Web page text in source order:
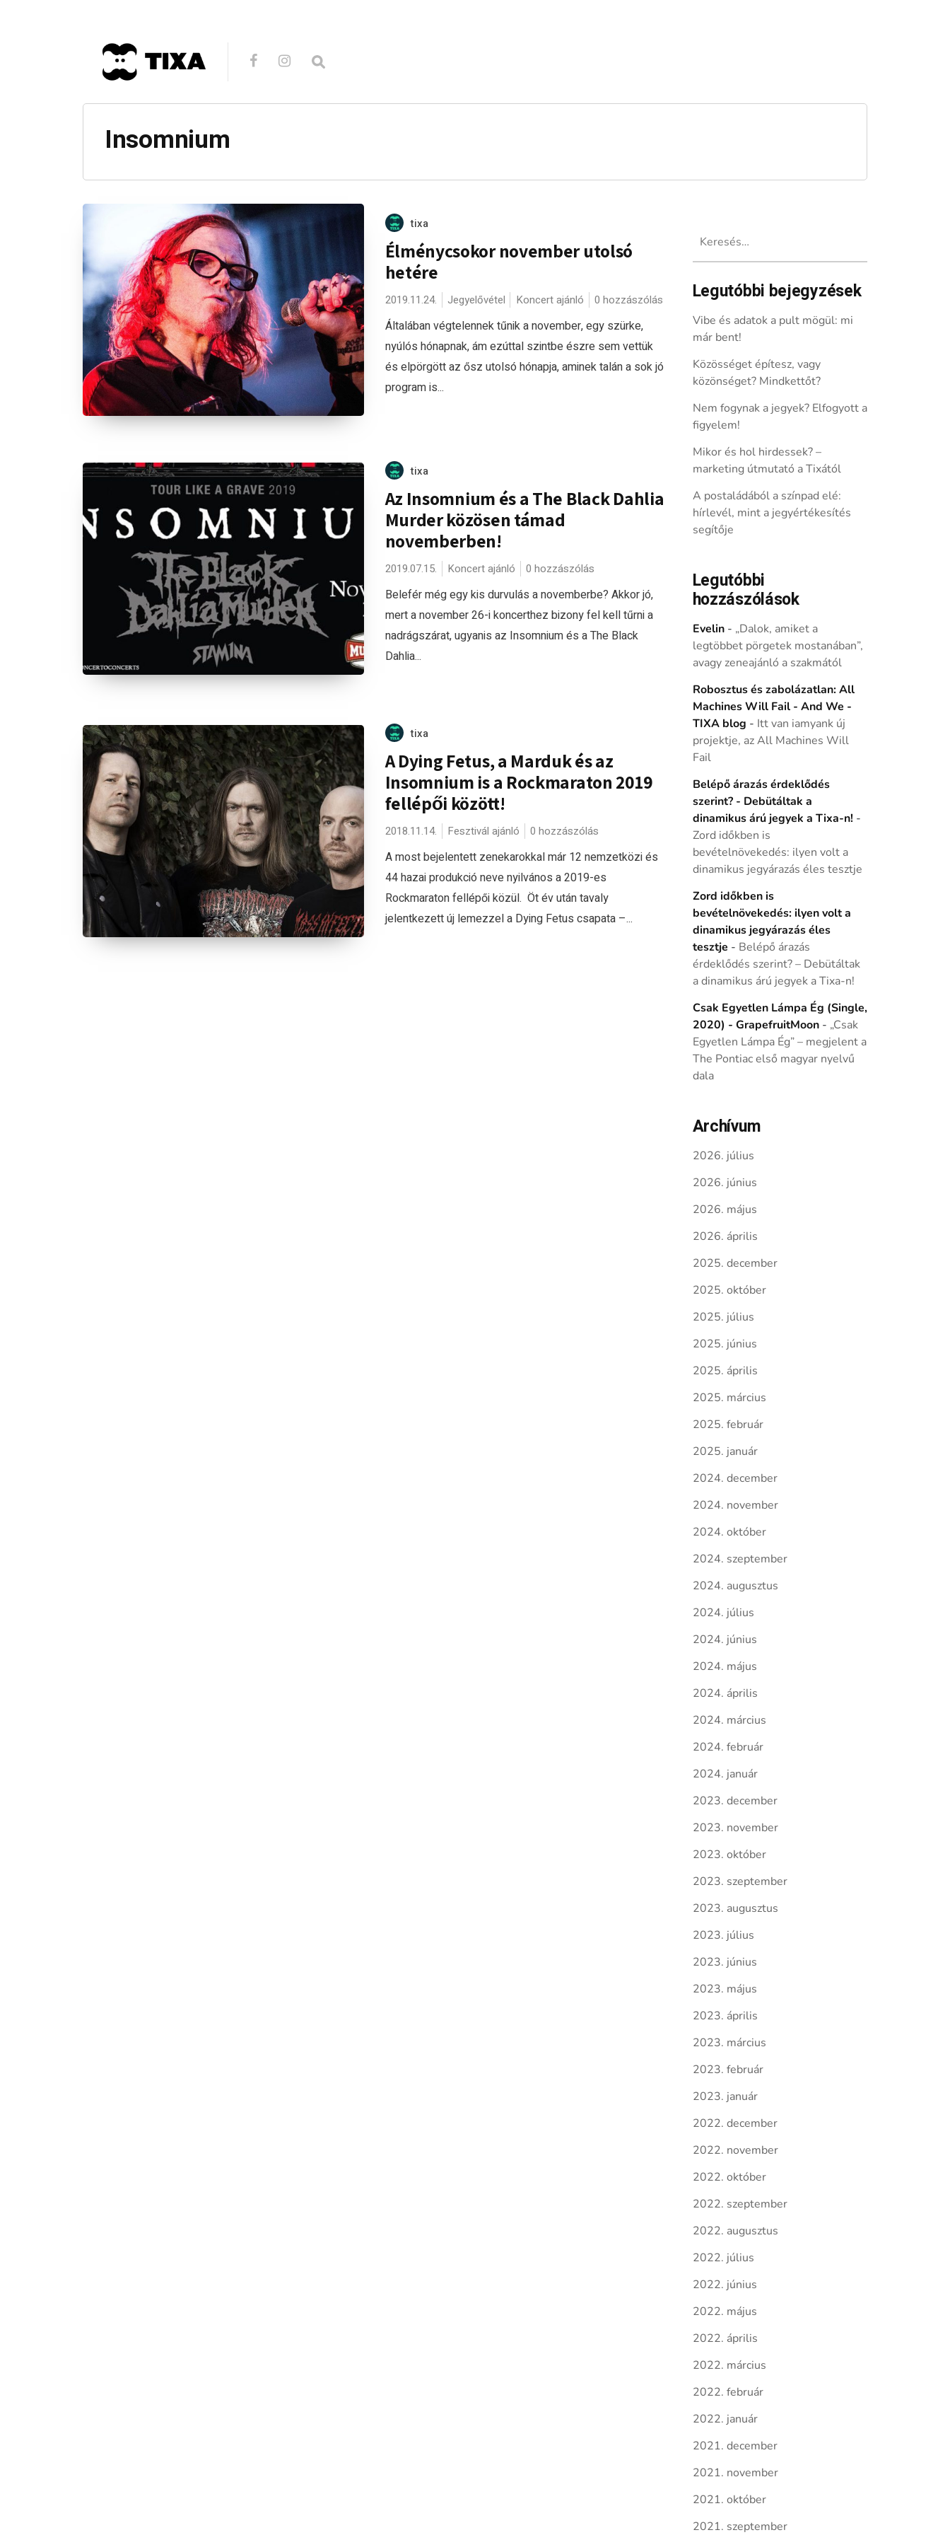
Insomnium
tixa
Élménycsokor november utolsó
hetére
2019.11.24. Jegyelővétel Koncert ajánló 0 hozzászólás
Általában végtelennek tűnik a november, egy szürke,
nyúlós hónapnak, ám ezúttal szintbe észre sem vettük
és elpörgött az ősz utolsó hónapja, aminek talán a sok jó
program is...
tixa
Az Insomnium és a The Black Dahlia
Murder közösen támad
novemberben!
2019.07.15. Koncert ajánló 0 hozzászólás
Belefér még egy kis durvulás a novemberbe? Akkor jó,
mert a november 26-i koncerthez bizony fel kell tűrni a
nadrágszárat, ugyanis az Insomnium és a The Black
Dahlia...
tixa
A Dying Fetus, a Marduk és az
Insomnium is a Rockmaraton 2019
fellépői között!
2018.11.14. Fesztivál ajánló 0 hozzászólás
A most bejelentett zenekarokkal már 12 nemzetközi és
44 hazai produkció neve nyilvános a 2019-es
Rockmaraton fellépői közül. Öt év után tavaly
jelentkezett új lemezzel a Dying Fetus csapata –...
Legutóbbi bejegyzések
Vibe és adatok a pult mögül: mi
már bent!
Közösséget építesz, vagy
közönséget? Mindkettőt?
Nem fogynak a jegyek? Elfogyott a
figyelem!
Mikor és hol hirdessek? –
marketing útmutató a Tixától
A postaládából a színpad elé:
hírlevél, mint a jegyértékesítés
segítője
Legutóbbi
hozzászólások
Evelin- „Dalok, amiket a
legtöbbet pörgetek mostanában”,
avagy zeneajánló a szakmától
Robosztus és zabolázatlan: All
Machines Will Fail - And We -
TIXA blog - Itt van iamyank új
projektje, az All Machines Will
Fail
Belépő árazás érdeklődés
szerint? - Debütáltak a
dinamikus árú jegyek a Tixa-n! -
Zord időkben is
bevételnövekedés: ilyen volt a
dinamikus jegyárazás éles tesztje
Zord időkben is
bevételnövekedés: ilyen volt a
dinamikus jegyárazás éles
tesztje - Belépő árazás
érdeklődés szerint? – Debütáltak
a dinamikus árú jegyek a Tixa-n!
Csak Egyetlen Lámpa Ég (Single,
2020) - GrapefruitMoon- „Csak
Egyetlen Lámpa Ég” – megjelent a
The Pontiac első magyar nyelvű
dala
Archívum
2026. július
2026. június
2026. május
2026. április
2025. december
2025. október
2025. július
2025. június
2025. április
2025. március
2025. február
2025. január
2024. december
2024. november
2024. október
2024. szeptember
2024. augusztus
2024. július
2024. június
2024. május
2024. április
2024. március
2024. február
2024. január
2023. december
2023. november
2023. október
2023. szeptember
2023. augusztus
2023. július
2023. június
2023. május
2023. április
2023. március
2023. február
2023. január
2022. december
2022. november
2022. október
2022. szeptember
2022. augusztus
2022. július
2022. június
2022. május
2022. április
2022. március
2022. február
2022. január
2021. december
2021. november
2021. október
2021. szeptember